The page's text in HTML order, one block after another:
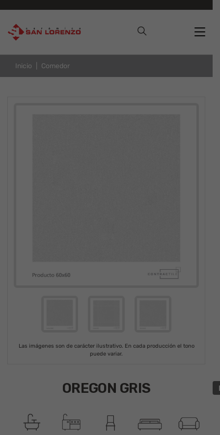
Inicio Comedor
Las imágenes son de carácter ilustrativo. En cada producción el tono
puede variar.
OREGON GRIS